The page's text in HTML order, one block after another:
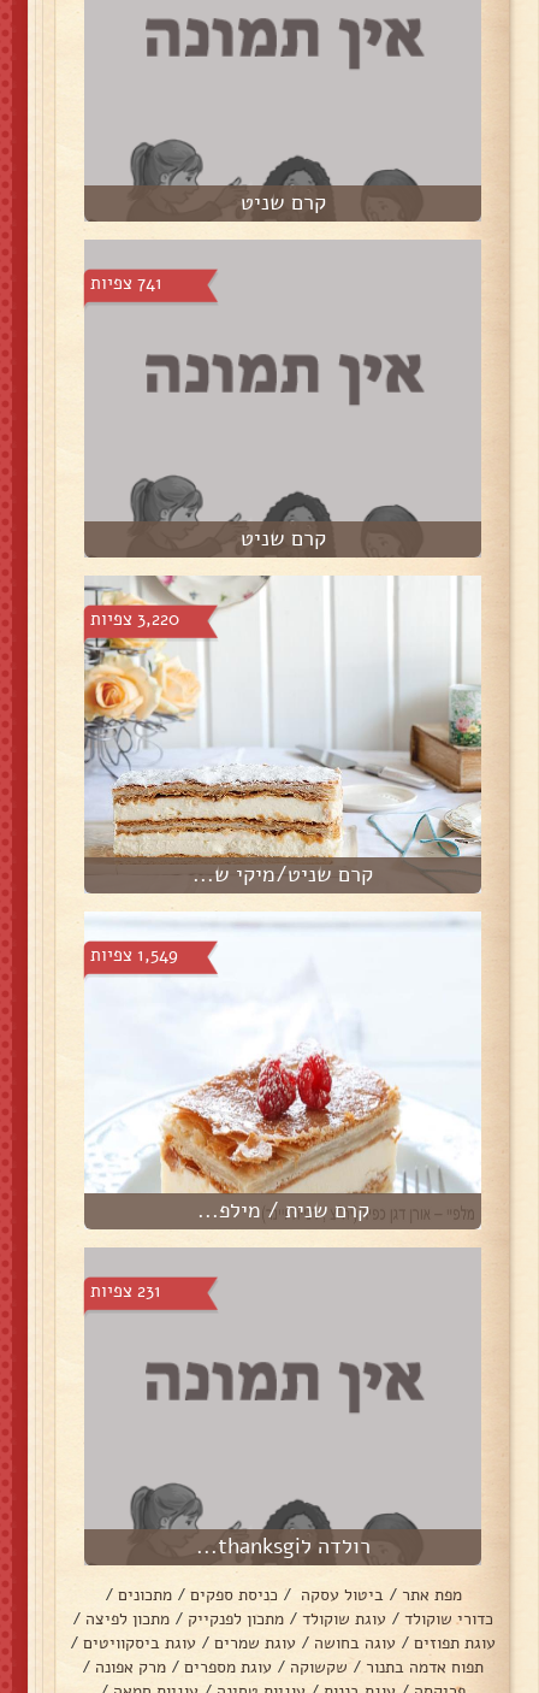
קרם שניט
741 צפיות
קרם שניט
3,220 צפיות
קרם שניט/מיקי ש...
1,549 צפיות
קרם שנית / מילפ...
231 צפיות
רולדה לthanksgi...
מפת אתר / ביטול עסקה / כניסת ספקים / מתכונים /
כדורי שוקולד / עוגת שוקולד / מתכון לפנקייק / מתכון לפיצה /
עוגת תפוזים / עוגה בחושה / עוגת שמרים / עוגת ביסקוויטים /
תפוח אדמה בתנור / שקשוקה / עוגת מספרים / מרק אפונה /